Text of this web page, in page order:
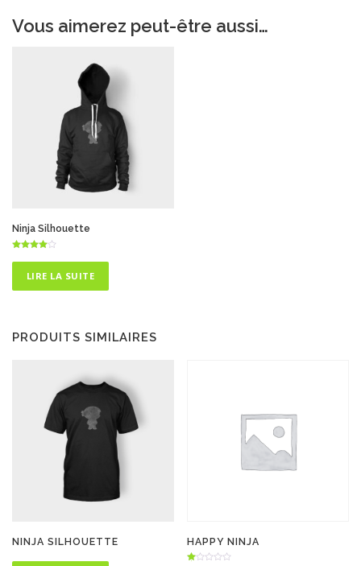
Vous aimerez peut-être aussi…
Ninja Silhouette
4.75
sur 5LIRE LA SUITE
PRODUITS SIMILAIRES
NINJA SILHOUETTE HAPPY NINJA